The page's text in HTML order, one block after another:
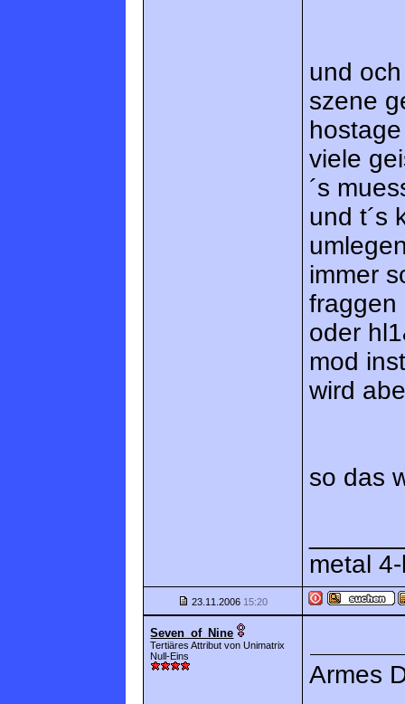
und
szene
viele
´s
und t´s
immer
fraggen
oder
mod
wird
so das
metal
23.11.2006 15:20
Seven_of_Nine
Tertiäres Attribut von Unimatrix
Null-Eins
Armes